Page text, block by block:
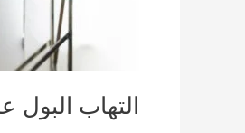
التهاب البول